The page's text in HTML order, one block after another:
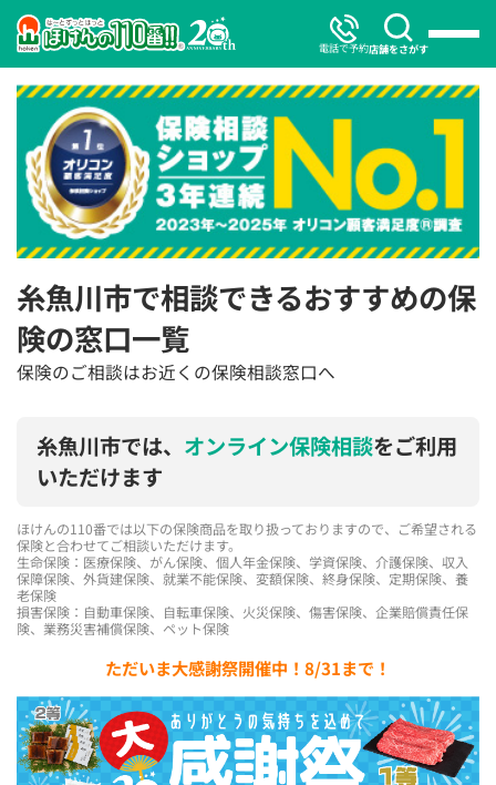
電話で予約店舗をさがす
糸魚川市で相談できるおすすめの保
険の窓口一覧
保険のご相談はお近くの保険相談窓口へ
糸魚川市では、 オンライン保険相談をご利用
いただけます
ほけんの110番では以下の保険商品を取り扱っておりますので、ご希望される
保険と合わせてご相談いただけます。
生命保険：医療保険、がん保険、個人年金保険、学資保険、介護保険、収入
保障保険、外貨建保険、就業不能保険、変額保険、終身保険、定期保険、養
老保険
損害保険：自動車保険、自転車保険、火災保険、傷害保険、企業賠償責任保
険、業務災害補償保険、ペット保険
ただいま大感謝祭開催中！8/31まで！